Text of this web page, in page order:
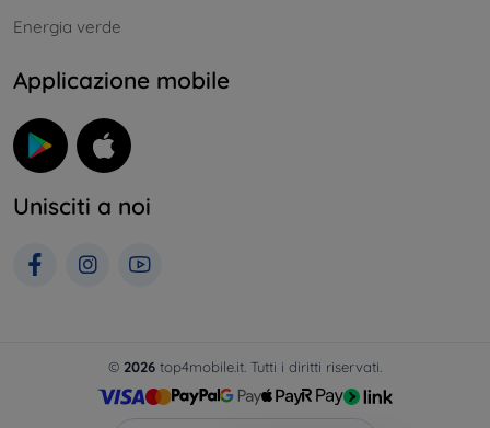
Energia verde
Applicazione mobile
Unisciti a noi
© 2026 top4mobile.it. Tutti i diritti riservati.